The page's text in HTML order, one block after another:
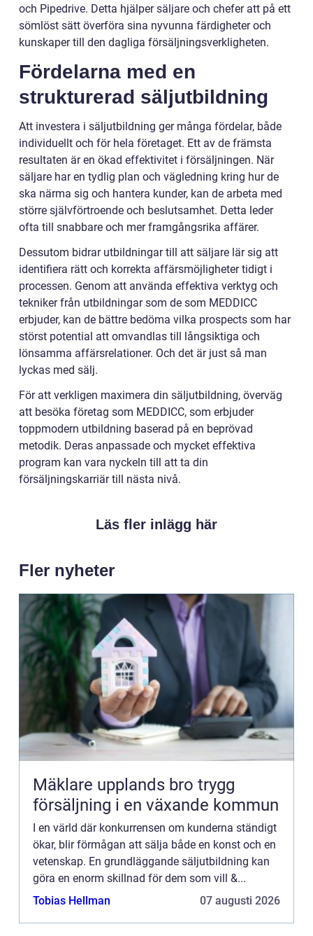
och Pipedrive. Detta hjälper säljare och chefer att på ett
sömlöst sätt överföra sina nyvunna färdigheter och
kunskaper till den dagliga försäljningsverkligheten.
Fördelarna med en
strukturerad säljutbildning
Att investera i säljutbildning ger många fördelar, både
individuellt och för hela företaget. Ett av de främsta
resultaten är en ökad effektivitet i försäljningen. När
säljare har en tydlig plan och vägledning kring hur de
ska närma sig och hantera kunder, kan de arbeta med
större självförtroende och beslutsamhet. Detta leder
ofta till snabbare och mer framgångsrika affärer.
Dessutom bidrar utbildningar till att säljare lär sig att
identifiera rätt och korrekta affärsmöjligheter tidigt i
processen. Genom att använda effektiva verktyg och
tekniker från utbildningar som de som MEDDICC
erbjuder, kan de bättre bedöma vilka prospects som har
störst potential att omvandlas till långsiktiga och
lönsamma affärsrelationer. Och det är just så man
lyckas med sälj.
För att verkligen maximera din säljutbildning, överväg
att besöka företag som MEDDICC, som erbjuder
toppmodern utbildning baserad på en beprövad
metodik. Deras anpassade och mycket effektiva
program kan vara nyckeln till att ta din
försäljningskarriär till nästa nivå.
Läs fler inlägg här
Fler nyheter
Mäklare upplands bro trygg
försäljning i en växande kommun
I en värld där konkurrensen om kunderna ständigt
ökar, blir förmågan att sälja både en konst och en
vetenskap. En grundläggande säljutbildning kan
göra en enorm skillnad för dem som vill &...
Tobias Hellman
07 augusti 2026